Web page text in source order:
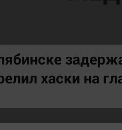
Челябинск космический
Другие рубрики
English version
Online-консультация
хаски на